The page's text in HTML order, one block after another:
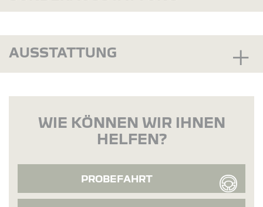
AUSSTATTUNG
WIE KÖNNEN WIR IHNEN
HELFEN?
PROBEFAHRT